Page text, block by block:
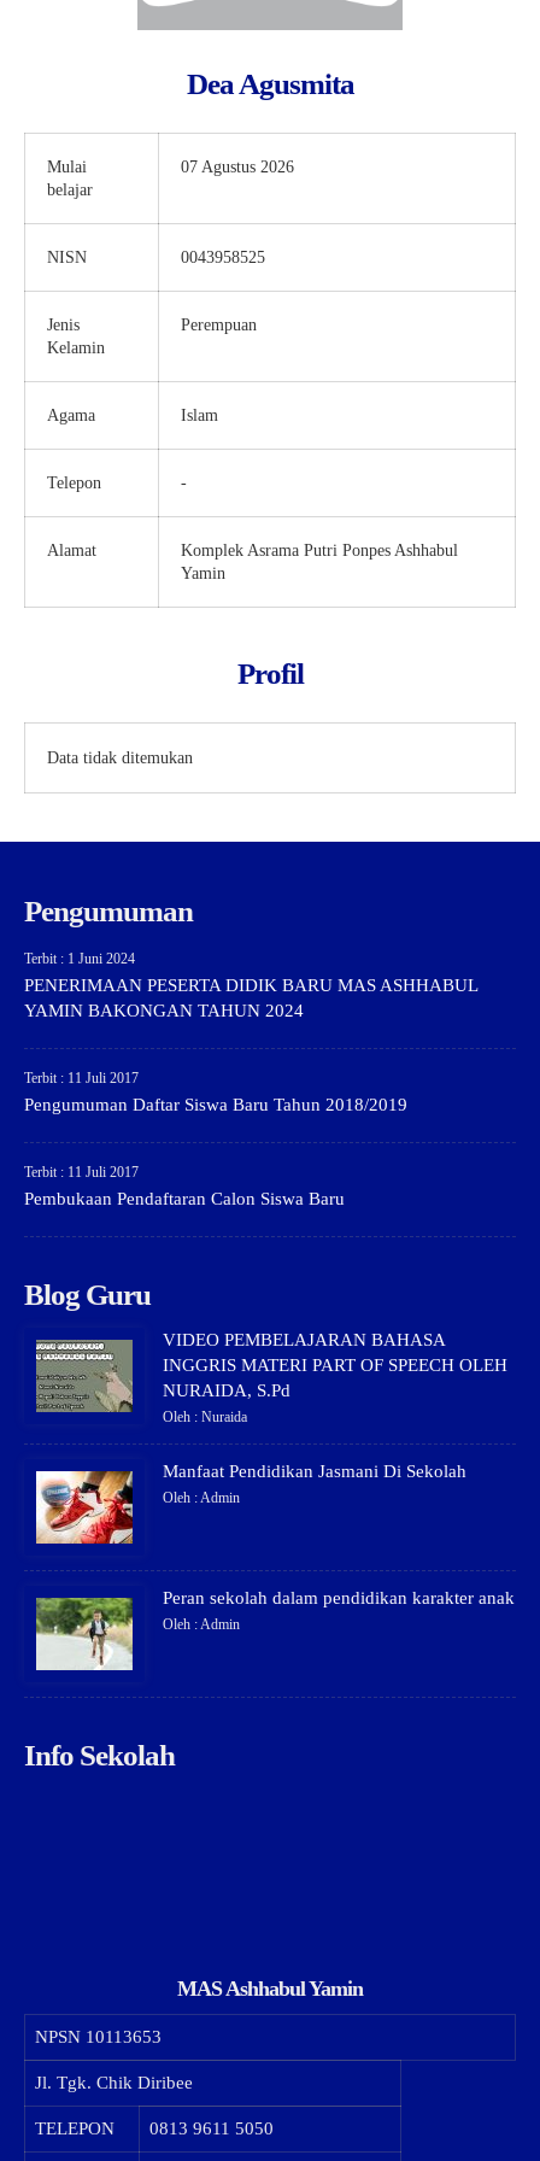
Dea Agusmita
Mulai
belajar
07 Agustus 2026
NISN 0043958525
Jenis
Kelamin
Perempuan
Agama Islam
Telepon -
Alamat
Komplek Asrama Putri Ponpes Ashhabul
Yamin
Profil
Data tidak ditemukan
Pengumuman
Terbit : 1 Juni 2024
PENERIMAAN PESERTA DIDIK BARU MAS ASHHABUL
YAMIN BAKONGAN TAHUN 2024
Terbit : 11 Juli 2017
Pengumuman Daftar Siswa Baru Tahun 2018/2019
Terbit : 11 Juli 2017
Pembukaan Pendaftaran Calon Siswa Baru
Blog Guru
VIDEO PEMBELAJARAN BAHASA
INGGRIS MATERI PART OF SPEECH OLEH
NURAIDA, S.Pd
Oleh : Nuraida
Manfaat Pendidikan Jasmani Di Sekolah
Oleh : Admin
Peran sekolah dalam pendidikan karakter anak
Oleh : Admin
Info Sekolah
MAS Ashhabul Yamin
NPSN 10113653
Jl. Tgk. Chik Diribee
TELEPON 0813 9611 5050